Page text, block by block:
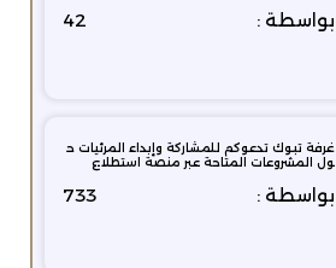
بواسطة : 42
غرفة تبوك تدعوكم للمشاركة وإبداء المرئيات ح
ول المشروعات المتاحة عبر منصة استطلاع
بواسطة : 733